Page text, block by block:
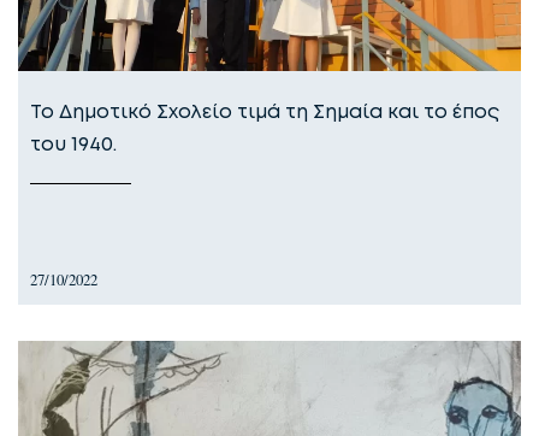
Το Δημοτικό Σχολείο τιμά τη Σημαία και το έπος
του 1940.
27/10/2022